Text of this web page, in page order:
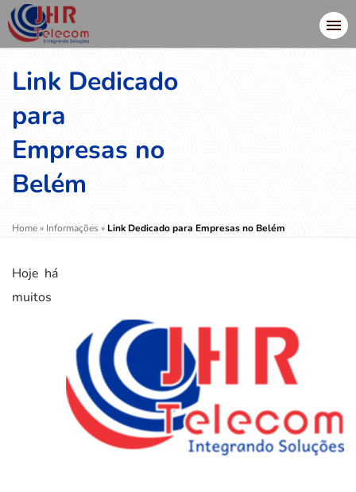
Link Dedicado
para
Empresas no
Belém
Home» Informações» Link Dedicado para Empresas no Belém
Hoje há
muitos